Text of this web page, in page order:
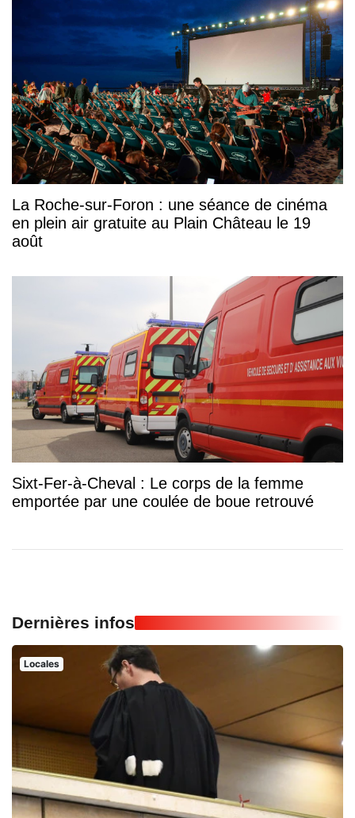
La Roche-sur-Foron : une séance de cinéma
en plein air gratuite au Plain Château le 19
août
Sixt-Fer-à-Cheval : Le corps de la femme
emportée par une coulée de boue retrouvé
Dernières infos
Locales